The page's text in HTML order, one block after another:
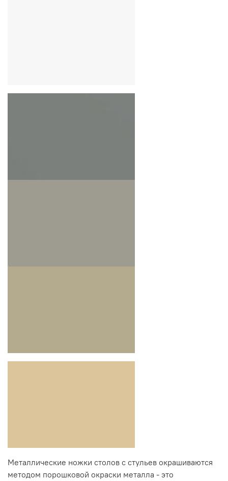
Металлические ножки столов с стульев окрашиваются
методом порошковой окраски металла - это